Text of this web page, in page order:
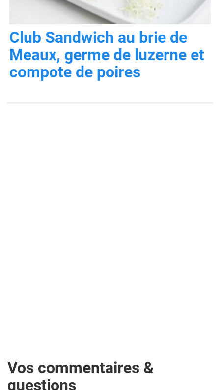
Club Sandwich au brie de
Meaux, germe de luzerne et
compote de poires
Vos commentaires &
questions